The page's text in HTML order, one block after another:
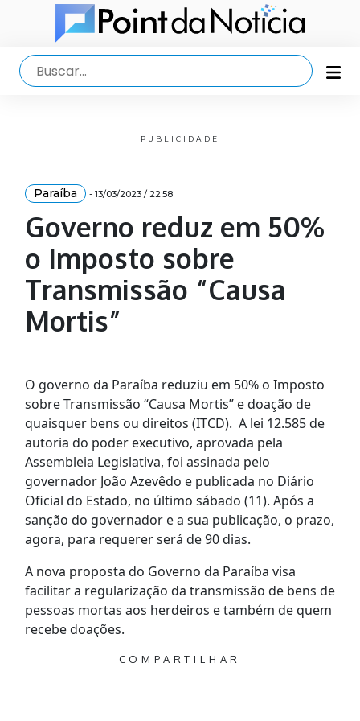
PUBLICIDADE
Paraíba - 13/03/2023 / 22:58
Governo reduz em 50%
o Imposto sobre
Transmissão “Causa
Mortis”
O governo da Paraíba reduziu em 50% o Imposto
sobre Transmissão “Causa Mortis” e doação de
quaisquer bens ou direitos (ITCD). A lei 12.585 de
autoria do poder executivo, aprovada pela
Assembleia Legislativa, foi assinada pelo
governador João Azevêdo e publicada no Diário
Oficial do Estado, no último sábado (11). Após a
sanção do governador e a sua publicação, o prazo,
agora, para requerer será de 90 dias.
A nova proposta do Governo da Paraíba visa
facilitar a regularização da transmissão de bens de
pessoas mortas aos herdeiros e também de quem
recebe doações.
COMPARTILHAR